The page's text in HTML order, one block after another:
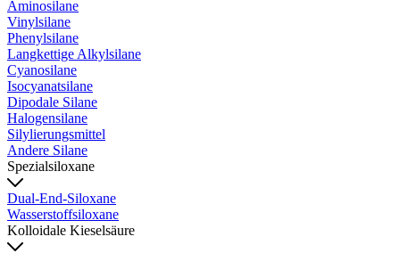
Aminosilane
Vinylsilane
Phenylsilane
Langkettige Alkylsilane
Cyanosilane
Isocyanatsilane
Dipodale Silane
Halogensilane
Silylierungsmittel
Andere Silane
Spezialsiloxane
Dual-End-Siloxane
Wasserstoffsiloxane
Kolloidale Kieselsäure